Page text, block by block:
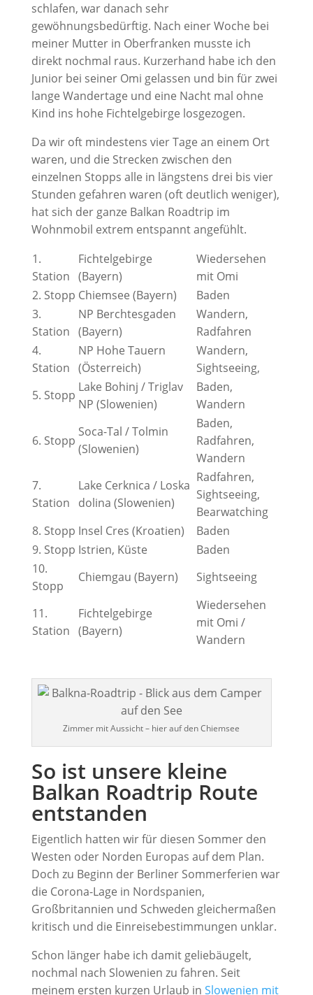
schlafen, war danach sehr
gewöhnungsbedürftig. Nach einer Woche bei
meiner Mutter in Oberfranken musste ich
direkt nochmal raus. Kurzerhand habe ich den
Junior bei seiner Omi gelassen und bin für zwei
lange Wandertage und eine Nacht mal ohne
Kind ins hohe Fichtelgebirge losgezogen.
Da wir oft mindestens vier Tage an einem Ort
waren, und die Strecken zwischen den
einzelnen Stopps alle in längstens drei bis vier
Stunden gefahren waren (oft deutlich weniger),
hat sich der ganze Balkan Roadtrip im
Wohnmobil extrem entspannt angefühlt.
1.
Station
Fichtelgebirge
(Bayern)
Wiedersehen
mit Omi
2. Stopp Chiemsee (Bayern)
Baden
3.
Station
NP Berchtesgaden
(Bayern)
Wandern,
Radfahren
4.
Station
NP Hohe Tauern
(Österreich)
Wandern,
Sightseeing,
5. Stopp
Lake Bohinj / Triglav
NP (Slowenien)
Baden,
Wandern
6. Stopp
Soca-Tal / Tolmin
(Slowenien)
Baden,
Radfahren,
Wandern
7.
Station
Lake Cerknica / Loska
dolina (Slowenien)
Radfahren,
Sightseeing,
Bearwatching
8. Stopp Insel Cres (Kroatien)
Baden
9. Stopp Istrien, Küste
Baden
10.
Stopp
Chiemgau (Bayern) Sightseeing
11.
Station
Fichtelgebirge
(Bayern)
Wiedersehen
mit Omi /
Wandern
Zimmer mit Aussicht – hier auf den Chiemsee
So ist unsere kleine
Balkan Roadtrip Route
entstanden
Eigentlich hatten wir für diesen Sommer den
Westen oder Norden Europas auf dem Plan.
Doch zu Beginn der Berliner Sommerferien war
die Corona-Lage in Nordspanien,
Großbritannien und Schweden gleichermaßen
kritisch und die Einreisebestimmungen unklar.
Schon länger habe ich damit geliebäugelt,
nochmal nach Slowenien zu fahren. Seit
meinem ersten kurzen Urlaub in Slowenien mit